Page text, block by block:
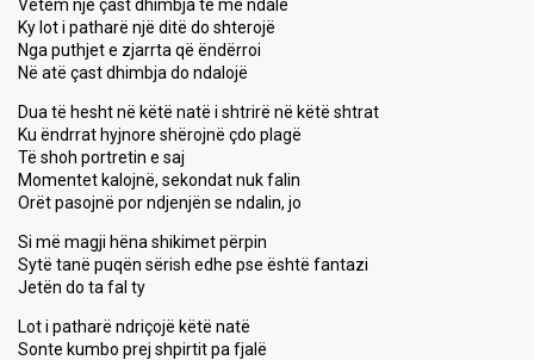
Vetëm një çast dhimbja të më ndalë
Ky lot i patharë një ditë do shterojë
Nga puthjet e zjarrta që ëndërroi
Në atë çast dhimbja do ndalojë
Dua të hesht në këtë natë i shtrirë në këtë shtrat
Ku ëndrrat hyjnore shërojnë çdo plagë
Të shoh portretin e saj
Momentet kalojnë, sekondat nuk falin
Orët pasojnë por ndjenjën se ndalin, jo
Si më magji hëna shikimet përpin
Sytë tanë puqën sërish edhe pse është fantazi
Jetën do ta fal ty
Lot i patharë ndriçojë këtë natë
Sonte kumbo prej shpirtit pa fjalë